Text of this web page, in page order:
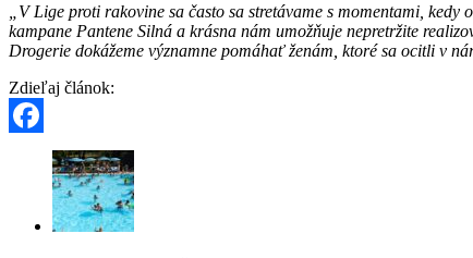
„V Lige proti rakovine sa často sa stretávame s momentami,
kampane Pantene Silná a krásna nám umožňuje nepretržite
Drogerie dokážeme významne pomáhať ženám, ktoré sa ocitli v
Zdieľaj článok:
Facebook